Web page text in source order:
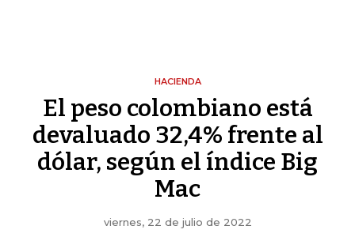
HACIENDA
El peso colombiano está
devaluado 32,4% frente al
dólar, según el índice Big
Mac
viernes, 22 de julio de 2022